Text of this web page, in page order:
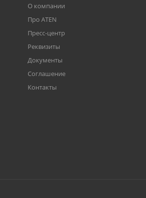
О компании
Про ATEN
Пресс-центр
Реквизиты
Документы
Соглашение
Контакты